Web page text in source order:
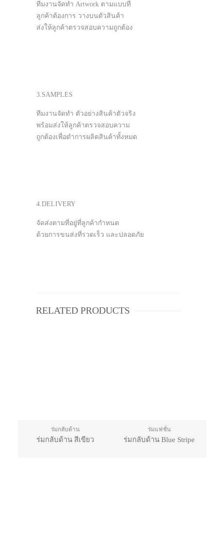
ทีมงานจัดทำ Artwork ตามแบบที่
ลูกค้าต้องการ วางบนตัวสินค้า
ส่งให้ลูกค้าตรวจสอบความถูกต้อง
3.SAMPLES
ทีมงานจัดทำ ตัวอย่างสินค้าตัวจริง
พร้อมส่งให้ลูกค้าตรวจสอบความ
ถูกต้องเพื่อดำการผลิตสินค้าทั้งหมด
4.DELIVERY
จัดส่งตามที่อยู่ที่ลูกค้ากำหนด
ด้วยการขนส่งที่รวดเร็ว และปลอดภัย
RELATED PRODUCTS
ร่มกลับด้าน
ร่มกลับด้าน สีเขียว
ร่มแฟชั่น
ร่มกลับด้าน Blue Stripe